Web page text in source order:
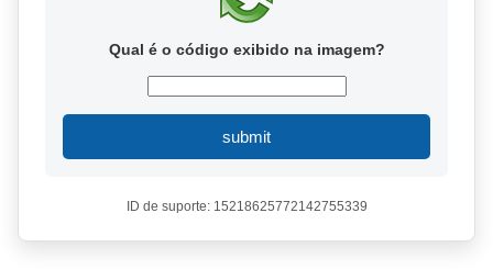
Qual é o código exibido na imagem?
submit
ID de suporte: 15218625772142755339